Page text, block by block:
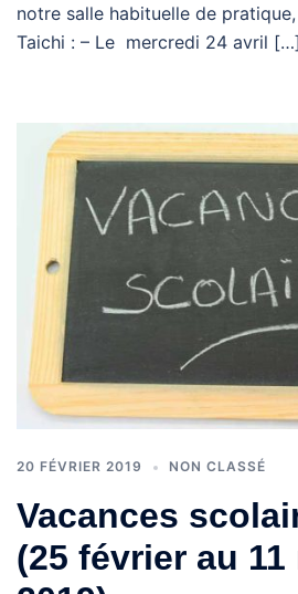
notre salle habituelle de
Taichi : – Le mercredi 24 avril […]
20 FÉVRIER 2019 NON CLASSÉ
Vacances
(25 février au 11